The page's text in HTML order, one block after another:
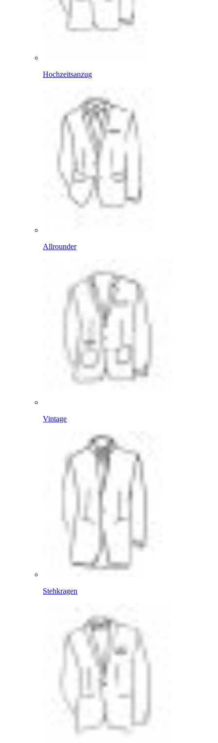
Hochzeitsanzug
Allrounder
Vintage
Stehkragen